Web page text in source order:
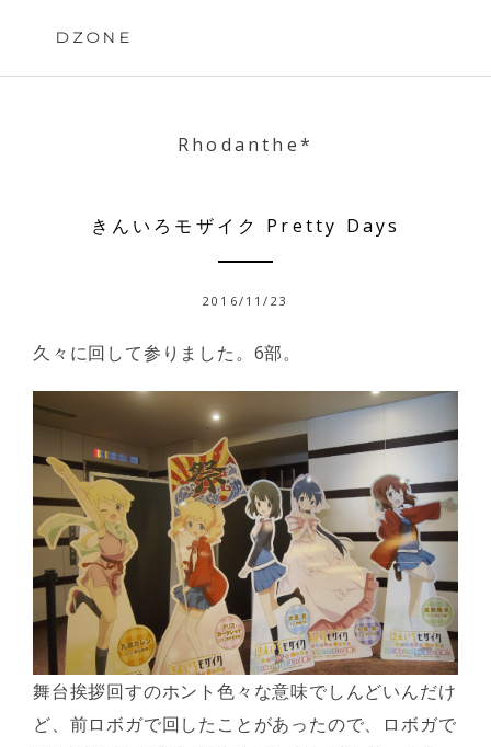
DZONE
Rhodanthe*
きんいろモザイク Pretty Days
2016/11/23
久々に回して参りました。6部。
舞台挨拶回すのホント色々な意味でしんどいんだけ
ど、前ロボガで回したことがあったので、ロボガで